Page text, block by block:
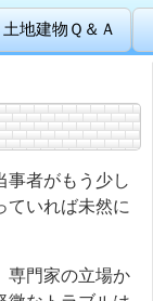
土地建物Ｑ＆Ａ
事者がもう少し
ていれば未然に
専門家の立場か